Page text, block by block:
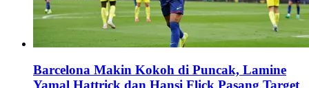
Barcelona Makin Kokoh di Puncak, Lamine